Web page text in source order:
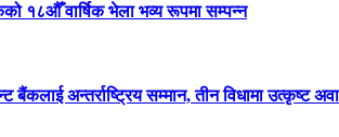
१८औँ वार्षिक भेला भव्य रूपमा सम्पन्न
अन्तर्राष्ट्रिय सम्मान, तीन विधामा उत्कृष्ट